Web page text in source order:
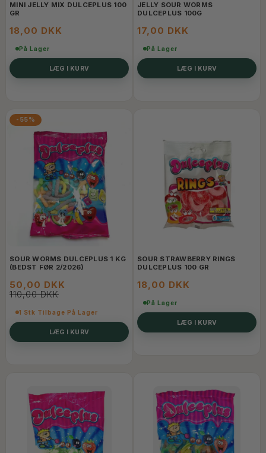
MINI JELLY MIX DULCEPLUS 100
GR
18,00 DKK
På Lager
LÆG I KURV
JELLY SOUR WORMS
DULCEPLUS 100G
17,00 DKK
På Lager
LÆG I KURV
-55%
SOUR WORMS DULCEPLUS 1 KG
(BEDST FØR 2/2026)
50,00 DKK
110,00 DKK
1 Stk Tilbage På Lager
LÆG I KURV
SOUR STRAWBERRY RINGS
DULCEPLUS 100 GR
18,00 DKK
På Lager
LÆG I KURV